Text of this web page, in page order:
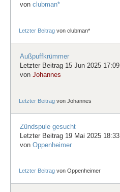
von clubman*
Letzter Beitrag vonclubman*
Außpuffkrümmer
Letzter Beitrag 15 Jun 2025 17:09
von Johannes
Letzter Beitrag vonJohannes
Zündspule gesucht
Letzter Beitrag 19 Mai 2025 18:33
von Oppenheimer
Letzter Beitrag vonOppenheimer